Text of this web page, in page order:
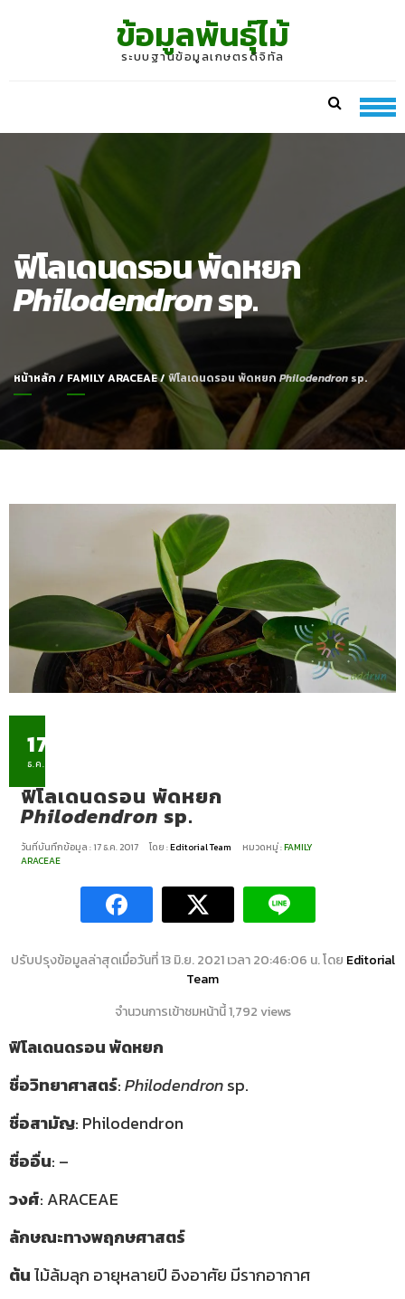
ข้อมูลพันธุ์ไม้
ระบบฐานข้อมูลเกษตรดิจิทัล
ฟิโลเดนดรอน พัดหยก
Philodendronsp.
หน้าหลัก / FAMILY ARACEAE/ฟิโลเดนดรอน พัดหยก Philodendron sp.
17
ธ.ค.
ฟิโลเดนดรอน พัดหยก
Philodendron sp.
วันที่บันทึกข้อมูล : 17 ธ.ค. 2017 โดย :Editorial Team หมวดหมู่ :FAMILY
ARACEAE
ปรับปรุงข้อมูลล่าสุดเมื่อวันที่ 13 มิ.ย. 2021 เวลา 20:46:06 น. โดย Editorial
Team
จำนวนการเข้าชมหน้านี้ 1,792 views
ฟิโลเดนดรอน พัดหยก
ชื่อวิทยาศาสตร์:Philodendronsp.
ชื่อสามัญ: Philodendron
ชื่ออื่น: –
วงศ์: ARACEAE
ลักษณะทางพฤกษศาสตร์
ต้นไม้ล้มลุก อายุหลายปี อิงอาศัย มีรากอากาศ